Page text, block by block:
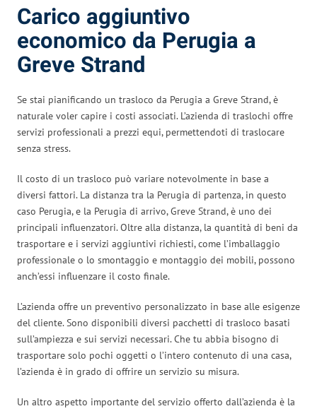
Carico aggiuntivo
economico da Perugia a
Greve Strand
Se stai pianificando un trasloco da Perugia a Greve Strand, è
naturale voler capire i costi associati. L’azienda di traslochi offre
servizi professionali a prezzi equi, permettendoti di traslocare
senza stress.
Il costo di un trasloco può variare notevolmente in base a
diversi fattori. La distanza tra la Perugia di partenza, in questo
caso Perugia, e la Perugia di arrivo, Greve Strand, è uno dei
principali influenzatori. Oltre alla distanza, la quantità di beni da
trasportare e i servizi aggiuntivi richiesti, come l’imballaggio
professionale o lo smontaggio e montaggio dei mobili, possono
anch’essi influenzare il costo finale.
L’azienda offre un preventivo personalizzato in base alle esigenze
del cliente. Sono disponibili diversi pacchetti di trasloco basati
sull’ampiezza e sui servizi necessari. Che tu abbia bisogno di
trasportare solo pochi oggetti o l’intero contenuto di una casa,
l’azienda è in grado di offrire un servizio su misura.
Un altro aspetto importante del servizio offerto dall’azienda è la